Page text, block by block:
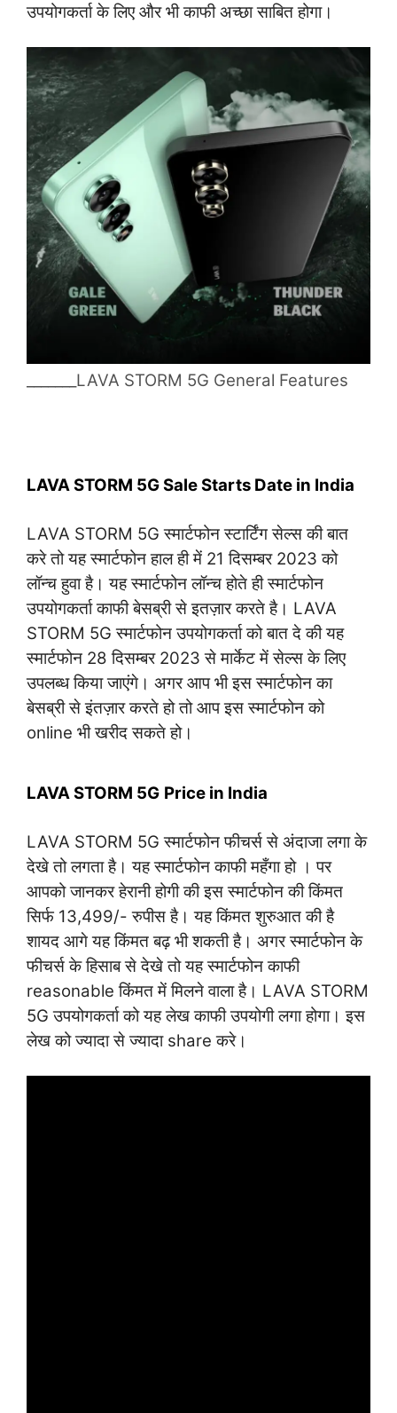
उपयोगकर्ता के लिए और भी काफी अच्छा साबित होगा।
_______LAVA STORM 5G General Features
LAVA STORM 5G Sale Starts Date in India
LAVA STORM 5G स्मार्टफोन स्टार्टिंग सेल्स की बात
करे तो यह स्मार्टफोन हाल ही में 21 दिसम्बर 2023 को
लॉन्च हुवा है। यह स्मार्टफोन लॉन्च होते ही स्मार्टफोन
उपयोगकर्ता काफी बेसब्री से इतज़ार करते है। LAVA
STORM 5G स्मार्टफोन उपयोगकर्ता को बात दे की यह
स्मार्टफोन 28 दिसम्बर 2023 से मार्केट में सेल्स के लिए
उपलब्ध किया जाएंगे। अगर आप भी इस स्मार्टफोन का
बेसब्री से इंतज़ार करते हो तो आप इस स्मार्टफोन को
online भी खरीद सकते हो।
LAVA STORM 5G Price in India
LAVA STORM 5G स्मार्टफोन फीचर्स से अंदाजा लगा के
देखे तो लगता है। यह स्मार्टफोन काफी महँगा हो । पर
आपको जानकर हेरानी होगी की इस स्मार्टफोन की किंमत
सिर्फ 13,499/- रुपीस है। यह किंमत शुरुआत की है
शायद आगे यह किंमत बढ़ भी शकती है। अगर स्मार्टफोन के
फीचर्स के हिसाब से देखे तो यह स्मार्टफोन काफी
reasonable किंमत में मिलने वाला है। LAVA STORM
5G उपयोगकर्ता को यह लेख काफी उपयोगी लगा होगा। इस
लेख को ज्यादा से ज्यादा share करे।